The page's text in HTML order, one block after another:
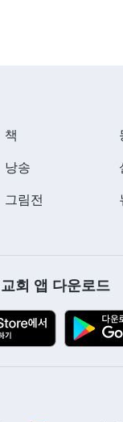
은 하나님의 지배
늘 대항하려는 마
신의 운명을 바
대로 되지 않고,
곳에서의 이런
은 마음 깊이 새
게 헛되이 소진되
까? 하나님의
나쁜 탓일까? 둘
어가는 길, 사람
책
낭송
그림전
회 앱 다운로드